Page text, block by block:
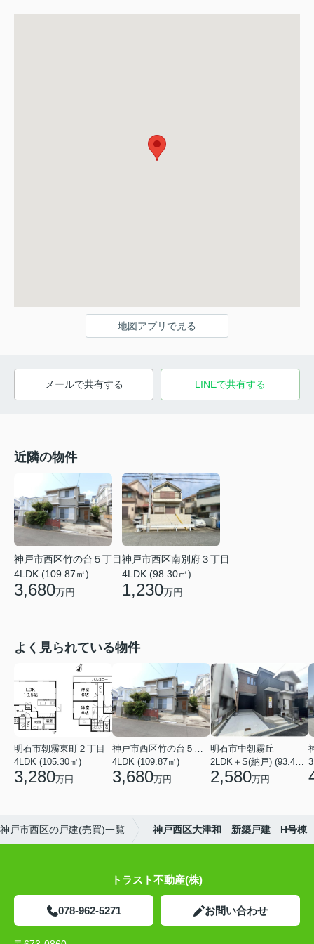
地図アプリで見る
メールで共有する LINEで共有する
近隣の物件
神戸市西区竹の台５丁目
4LDK (109.87㎡)
3,680万円
神戸市西区南別府３丁目
4LDK (98.30㎡)
1,230万円
よく見られている物件
明石市朝霧東町２丁目
4LDK (105.30㎡)
3,280万円
神戸市西区竹の台５丁目
4LDK (109.87㎡)
3,680万円
明石市中朝霧丘
2LDK＋S(納戸) (93.42㎡)
2,580万円
神戸市西区の戸建(売買)一覧 神戸西区大津和 新築戸建 H号棟
トラスト不動産(株)
078-962-5271 お問い合わせ